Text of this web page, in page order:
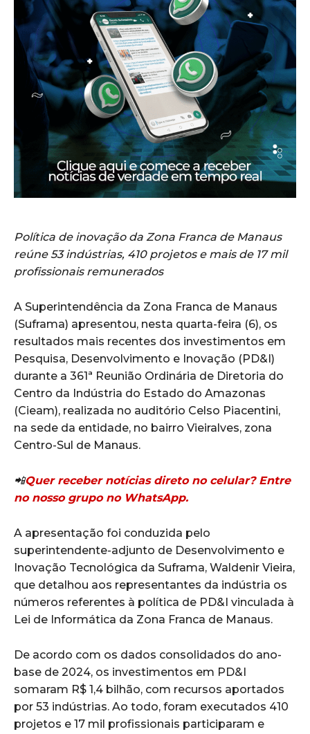
Política de inovação da Zona Franca de Manaus
reúne 53 indústrias, 410 projetos e mais de 17 mil
profissionais remunerados
A Superintendência da Zona Franca de Manaus
(Suframa) apresentou, nesta quarta-feira (6), os
resultados mais recentes dos investimentos em
Pesquisa, Desenvolvimento e Inovação (PD&I)
durante a 361ª Reunião Ordinária de Diretoria do
Centro da Indústria do Estado do Amazonas
(Cieam), realizada no auditório Celso Piacentini,
na sede da entidade, no bairro Vieiralves, zona
Centro-Sul de Manaus.
📲Quer receber notícias direto no celular? Entre
no nosso grupo no WhatsApp.
A apresentação foi conduzida pelo
superintendente-adjunto de Desenvolvimento e
Inovação Tecnológica da Suframa, Waldenir Vieira,
que detalhou aos representantes da indústria os
números referentes à política de PD&I vinculada à
Lei de Informática da Zona Franca de Manaus.
De acordo com os dados consolidados do ano-
base de 2024, os investimentos em PD&I
somaram R$ 1,4 bilhão, com recursos aportados
por 53 indústrias. Ao todo, foram executados 410
projetos e 17 mil profissionais participaram e